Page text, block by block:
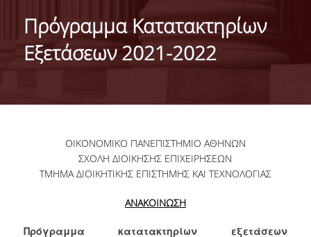
IDENTITY OF THE DEPARTMENT
MISSION OF THE DEPARTMENT
CAREER PROSPECTS
FACULTY AND STAFF
Πρόγραμμα Κατατακτηρίων
Εξετάσεων 2021-2022
ΟΙΚΟΝΟΜΙΚΟ ΠΑΝΕΠΙΣΤΗΜΙΟ ΑΘΗΝΩΝ
ΣΧΟΛΗ ΔΙΟΙΚΗΣΗΣ ΕΠΙΧΕΙΡΗΣΕΩΝ
ΤΜΗΜΑ ΔΙΟΙΚΗΤΙΚΗΣ ΕΠΙΣΤΗΜΗΣ ΚΑΙ ΤΕΧΝΟΛΟΓΙΑΣ
ΑΝΑΚΟΙΝΩΣΗ
Πρόγραμμα κατατακτηρίων εξετάσεων